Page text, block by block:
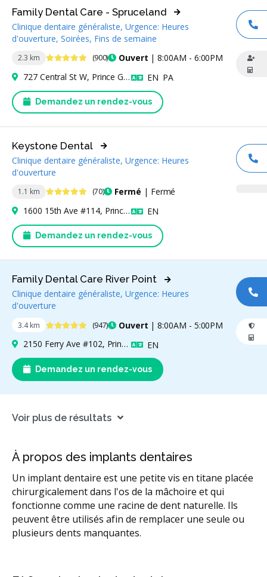
2.3 km 4.9 étoiles (900) Ouvert | 8:00AM - 6:00PM
Family Dental Care - Spruceland
Clinique dentaire généraliste, Urgence: Heures
d'ouverture, Soirées, Fins de semaine
Demandez un rendez-vous
727 Central St W, Prince George, BC V2M 3C6, Canada EN Anglais
PAPendjabi
1.1 km 4.9 étoiles (70) Fermé | Fermé
Keystone Dental
Clinique dentaire généraliste, Urgence: Heures
d'ouverture
Demandez un rendez-vous
1600 15th Ave #114, Prince George, BC V2L 3X3, Canada EN
3.4 km 4.9 étoiles (947) Ouvert | 8:00AM - 5:00PM
Family Dental Care River Point
Clinique dentaire généraliste, Urgence: Heures
d'ouverture
Demandez un rendez-vous
2150 Ferry Ave #102, Prince George, BC V2N 0B1, Canada EN
Voir plus de résultats
À propos des implants dentaires
Un implant dentaire est une petite vis en titane placée
chirurgicalement dans l'os de la mâchoire et qui
fonctionne comme une racine de dent naturelle. Ils
peuvent être utilisés afin de remplacer une seule ou
plusieurs dents manquantes.